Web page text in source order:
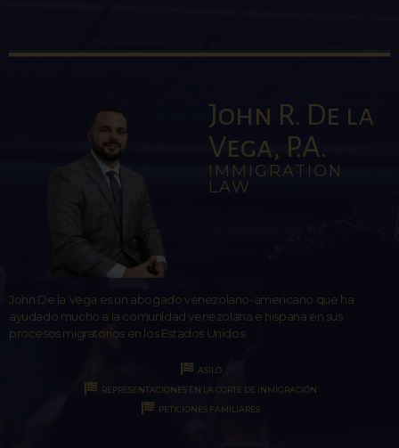
John R. De la
Vega, P.A.
IMMIGRATION
LAW
John De la Vega es un abogado venezolano-americano que ha
ayudado mucho a la comunidad venezolana e hispana en sus
procesos migratorios en los Estados Unidos.
ASILO
REPRESENTACIONES EN LA CORTE DE INMIGRACIÓN
PETICIONES FAMILIARES